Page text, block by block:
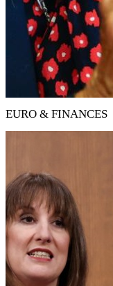
EURO & FINANCES